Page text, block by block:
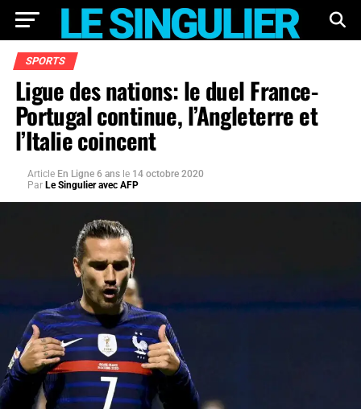
SPORTS
Ligue des nations: le duel France-
Portugal continue, l’Angleterre et
l’Italie coincent
Article En Ligne 6 ans le 14 octobre 2020
Par Le Singulier avec AFP